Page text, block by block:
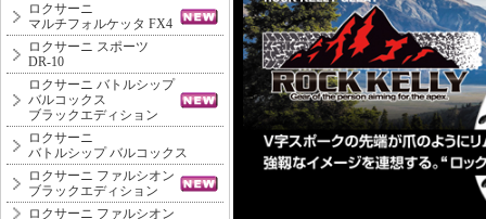
ロクサーニ
マルチフォルケッタ FX4
ロクサーニ スポーツ
DR-10
ロクサーニ バトルシップ
バルコックス
ブラックエディション
ロクサーニ
バトルシップ バルコックス
ロクサーニ ファルシオン
ブラックエディション
ロクサーニ ファルシオン